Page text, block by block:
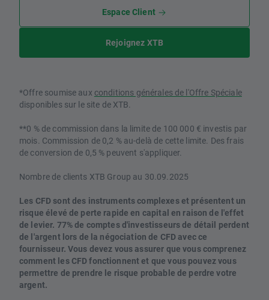
Espace Client
Rejoignez XTB
*Offre soumise aux conditions générales de l'Offre Spéciale
disponibles sur le site de XTB.
**0 % de commission dans la limite de 100 000 € investis par
mois. Commission de 0,2 % au-delà de cette limite. Des frais
de conversion de 0,5 % peuvent s'appliquer.
Nombre de clients XTB Group au 30.09.2025
Les CFD sont des instruments complexes et présentent un
risque élevé de perte rapide en capital en raison de l'effet
de levier. 77% de comptes d'investisseurs de détail perdent
de l'argent lors de la négociation de CFD avec ce
fournisseur. Vous devez vous assurer que vous comprenez
comment les CFD fonctionnent et que vous pouvez vous
permettre de prendre le risque probable de perdre votre
argent.